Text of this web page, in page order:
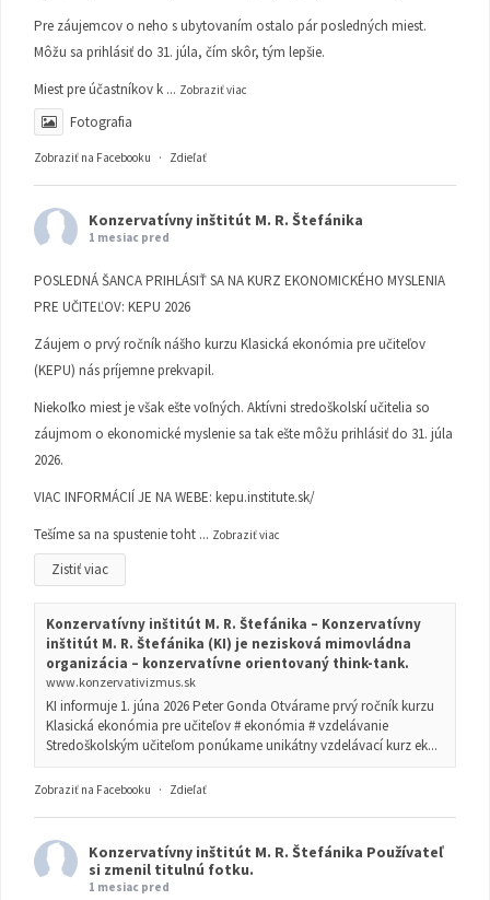
Pre záujemcov o neho s ubytovaním ostalo pár posledných miest.
Môžu sa prihlásiť do 31. júla, čím skôr, tým lepšie.
Miest pre účastníkov k ... Zobraziť viac
Fotografia
Zobraziť na Facebooku · Zdieľať
Konzervatívny inštitút M. R. Štefánika
1 mesiac pred
POSLEDNÁ ŠANCA PRIHLÁSIŤ SA NA KURZ EKONOMICKÉHO MYSLENIA
PRE UČITEĽOV: KEPU 2026
Záujem o prvý ročník nášho kurzu Klasická ekonómia pre učiteľov
(KEPU) nás príjemne prekvapil.
Niekoľko miest je však ešte voľných. Aktívni stredoškolskí učitelia so
záujmom o ekonomické myslenie sa tak ešte môžu prihlásiť do 31. júla
2026.
VIAC INFORMÁCIÍ JE NA WEBE: kepu.institute.sk/
Tešíme sa na spustenie toht ... Zobraziť viac
Zistiť viac
Konzervatívny inštitút M. R. Štefánika – Konzervatívny
inštitút M. R. Štefánika (KI) je nezisková mimovládna
organizácia – konzervatívne orientovaný think-tank.
www.konzervativizmus.sk
KI informuje 1. júna 2026 Peter Gonda Otvárame prvý ročník kurzu
Klasická ekonómia pre učiteľov # ekonómia # vzdelávanie
Stredoškolským učiteľom ponúkame unikátny vzdelávací kurz ek...
Zobraziť na Facebooku · Zdieľať
Konzervatívny inštitút M. R. Štefánika Používateľ
si zmenil titulnú fotku.
1 mesiac pred